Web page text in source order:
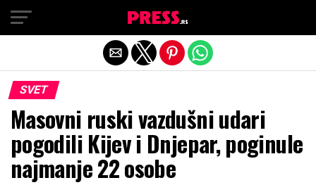
SVET
Masovni ruski vazdušni udari
pogodili Kijev i Dnjepar, poginule
najmanje 22 osobe
Exit mobile version